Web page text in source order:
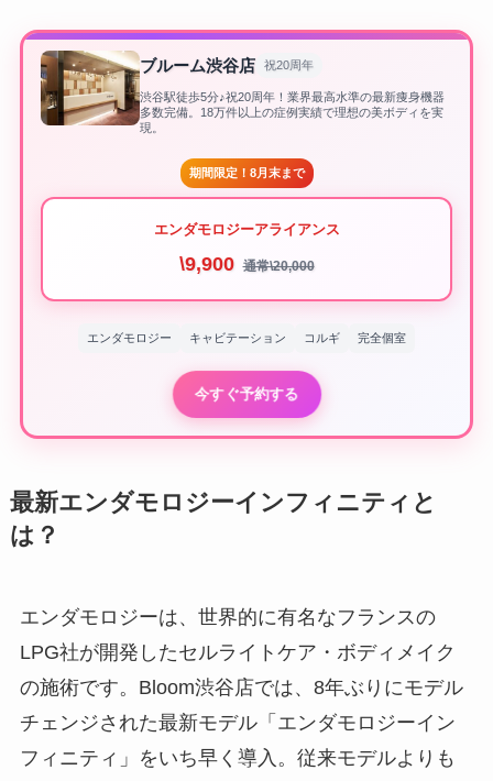
ブルーム渋谷店 祝20周年
渋谷駅徒歩5分♪祝20周年！業界最高水準の最新痩身機器
多数完備。18万件以上の症例実績で理想の美ボディを実
現。
期間限定！8月末まで
エンダモロジーアライアンス
\9,900 通常\20,000
エンダモロジー キャビテーション コルギ 完全個室
今すぐ予約する
最新エンダモロジーインフィニティと
は？
エンダモロジーは、世界的に有名なフランスの
LPG社が開発したセルライトケア・ボディメイク
の施術です。Bloom渋谷店では、8年ぶりにモデル
チェンジされた最新モデル「エンダモロジーイン
フィニティ」をいち早く導入。従来モデルよりも